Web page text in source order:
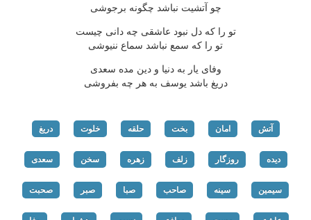
چو آتشیت نباشد چگونه برجوشی
تو را که دل نبود عاشقی چه دانی چیست
تو را که سمع نباشد سماع ننیوشی
وفای یار به دنیا و دین مده سعدی
دریغ باشد یوسف به هر چه بفروشی
آتش امان بخت حلقه خلوت دریغ
دیده روزگار زلف زهره سخن سعدی
سیمین سینه صاحب صبا صبر صحبت